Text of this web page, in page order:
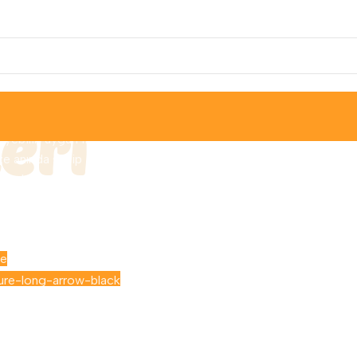
uygun fiyatlı
anında sahip
kullanım alanına